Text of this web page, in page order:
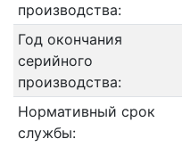
производства:
Год окончания
серийного
производства:
Нормативный срок
службы: